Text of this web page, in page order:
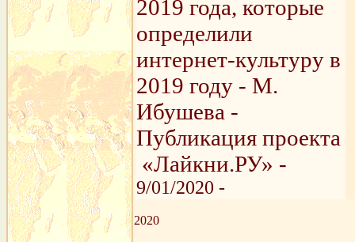
2019 года, которые
определили
интернет-культуру в
2019 году - М.
Ибушева -
Публикация проекта
«Лайкни.РУ» -
9/01/2020 -
2020